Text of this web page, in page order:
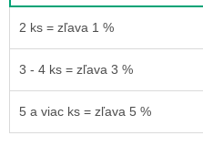
2 ks = zľava 1 %
3 - 4 ks = zľava 3 %
5 a viac ks = zľava 5 %